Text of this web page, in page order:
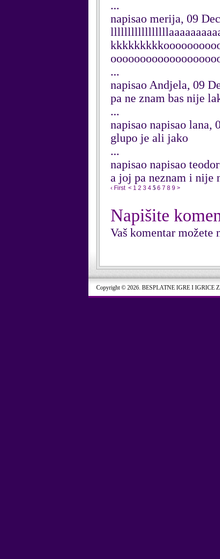
...
napisao merija, 09
...
napisao Andjela, 09
pa ne znam bas nije
...
napisao napisao lana,
glupo je ali jako
...
napisao napisao
a joj pa neznam i nije
‹ First < 1 2 3 4 5 6 7 8 9 >
Napišite
Vaš komentar možete
Copyright © 2026. BESPLATNE IGRE I IGRICE